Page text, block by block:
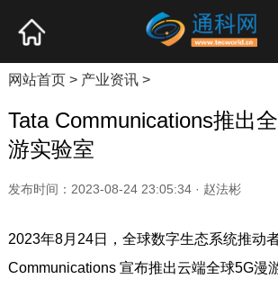
产业资讯 企业新
网站首页> 产业资讯>
Tata Communications推出
游实验室
发布时间：2023-08-24 23:05:34 · 赵法彬
2023年8月24日，全球数字生态系统推动
Communications 宣布推出云端全球5G漫